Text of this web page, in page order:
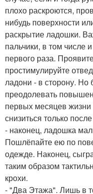
плохо раскроются,
нибудь поверхности
раскрытие ладошки.
пальчики, в том числе
первого раза.
простимулируйте
ладони - в сторону.
преодолевать
первых месяцев
снизиться только
- наконец, ладошка
Пошлёпайте ею по
одежде. Наконец,
таким образом
крохи.
- "Два Этажа". Лишь в